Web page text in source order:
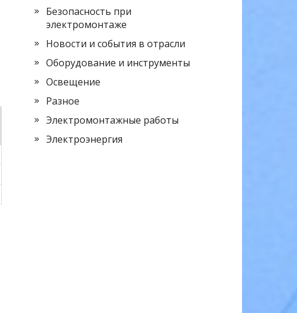
Безопасность при
электромонтаже
Новости и события в отрасли
Оборудование и инструменты
Освещение
Разное
Электромонтажные работы
Электроэнергия